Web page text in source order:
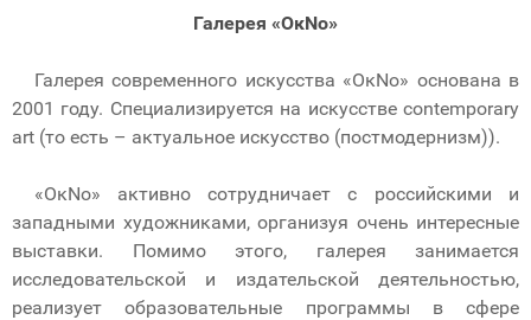
Галерея «ОкNо»
Галерея современного искусства «ОкNо» основана в
2001 году. Специализируется на искусстве contemporary
art (то есть – актуальное искусство (постмодернизм)).
«ОкNо» активно сотрудничает с российскими и
западными художниками, организуя очень интересные
выставки. Помимо этого, галерея занимается
исследовательской и издательской деятельностью,
реализует образовательные программы в сфере